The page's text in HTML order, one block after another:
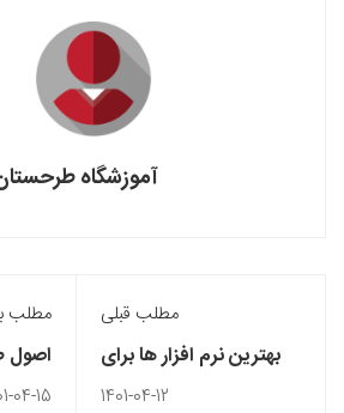
آموزشگاه
مطلب قبلی
بهترین نرم افزار ها برای
ساخت انیمیشن سه بعدی
1401-04-12
مطلب
اصول
و
04-15